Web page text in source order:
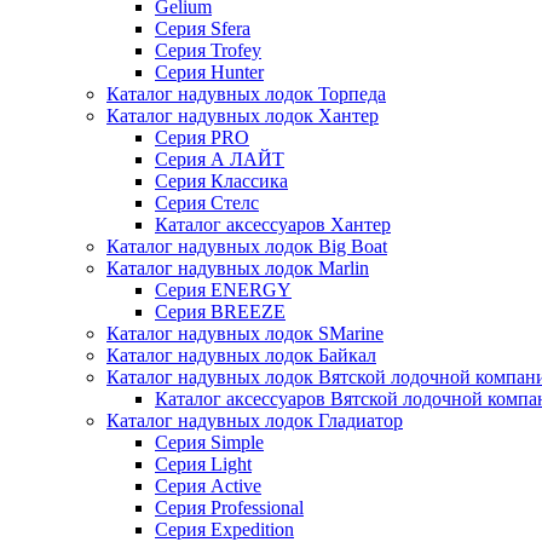
Gelium
Серия Sfera
Серия Trofey
Серия Hunter
Каталог надувных лодок Торпеда
Каталог надувных лодок Хантер
Серия PRO
Серия А ЛАЙТ
Серия Классика
Серия Стелс
Каталог аксессуаров Хантер
Каталог надувных лодок Big Boat
Каталог надувных лодок Marlin
Серия ENERGY
Серия BREEZE
Каталог надувных лодок SMarine
Каталог надувных лодок Байкал
Каталог надувных лодок Вятской лодочной
Каталог аксессуаров Вятской лодочной
Каталог надувных лодок Гладиатор
Серия Simple
Серия Light
Серия Active
Серия Professional
Серия Expedition